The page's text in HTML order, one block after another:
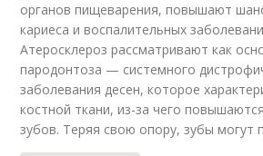
органов пищеварения, повышают
кариеса и воспалительных
Атеросклероз рассматривают как
пародонтоза — системного
заболевания десен, которое
костной ткани, из-за чего
зубов. Теряя свою опору, зубы могут